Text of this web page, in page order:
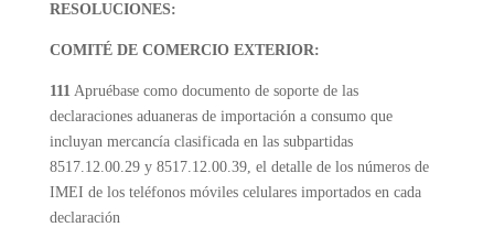
RESOLUCIONES:
COMITÉ DE COMERCIO EXTERIOR:
111Apruébase como documento de soporte de las
declaraciones aduaneras de importación a consumo que
incluyan mercancía clasificada en las subpartidas
8517.12.00.29 y 8517.12.00.39, el detalle de los números de
IMEI de los teléfonos móviles celulares importados en cada
declaración